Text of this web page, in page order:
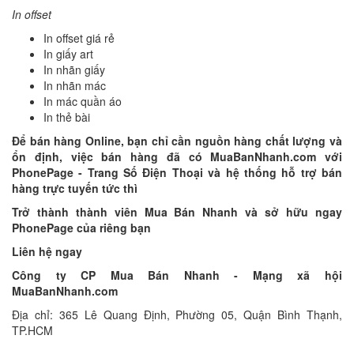
In offset
In offset giá rẻ
In giấy art
In nhãn giấy
In nhãn mác
In mác quần áo
In thẻ bài
Để bán hàng Online, bạn chỉ cần nguồn hàng chất lượng và
ổn định, việc bán hàng đã có MuaBanNhanh.com với
PhonePage - Trang Số Điện Thoại và hệ thống hỗ trợ bán
hàng trực tuyến tức thì
Trở thành thành viên Mua Bán Nhanh và sở hữu ngay
PhonePage của riêng bạn
Liên hệ ngay
Công ty CP Mua Bán Nhanh - Mạng xã hội
MuaBanNhanh.com
Địa chỉ: 365 Lê Quang Định, Phường 05, Quận Bình Thạnh,
TP.HCM